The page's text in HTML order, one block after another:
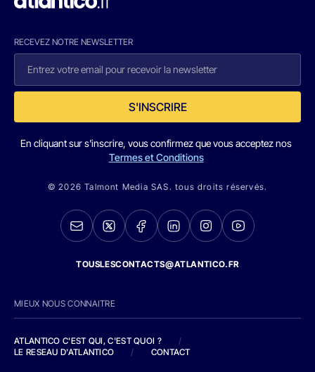
RECEVEZ NOTRE NEWSLETTER
S'INSCRIRE
En cliquant sur s'inscrire, vous confirmez que vous acceptez nos
Termes et Conditions
© 2026 Talmont Media SAS. tous droits réservés.
TOUSLESCONTACTS@ATLANTICO.FR
MIEUX NOUS CONNAITRE
ATLANTICO C'EST QUI, C'EST QUOI ?
/
LE RESEAU D'ATLANTICO
/ CONTACT